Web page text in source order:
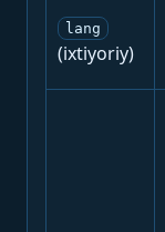
lang
(ixtiyoriy)